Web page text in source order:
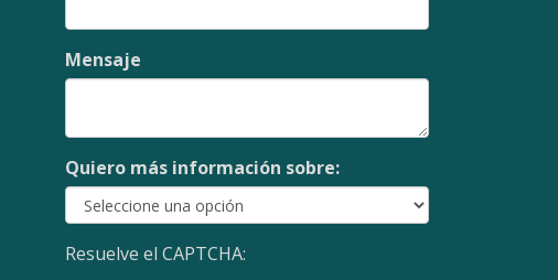
Mensaje
Quiero más información sobre:
Resuelve el CAPTCHA: